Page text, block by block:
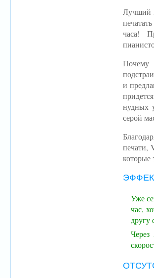
Лучший
часа!
и
нудных
серой
печати,
которые
Уже
час,
другу